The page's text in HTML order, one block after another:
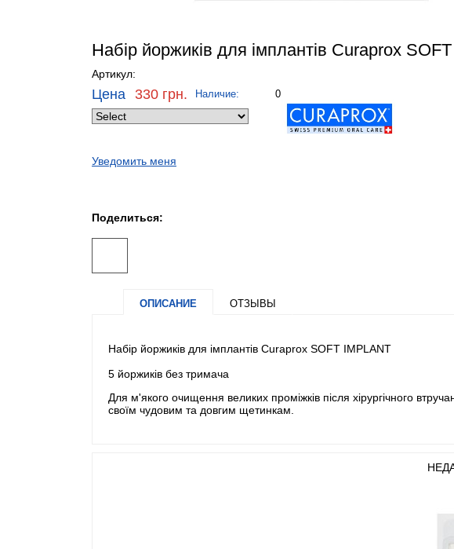
Набір йоржиків для імплантів Curaprox
Артикул:
Цена 330 грн. Наличие: 0
Уведомить меня
Поделиться:
ОПИСАНИЕ ОТЗЫВЫ
Набір йоржиків для імплантів Curaprox SOFT IMPLANT
5 йоржиків без тримача
Для м'якого очищення великих проміжків після хірургічного
своїм чудовим та довгим щетинкам.